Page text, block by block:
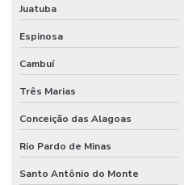
Juatuba
Espinosa
Cambuí
Três Marias
Conceição das Alagoas
Rio Pardo de Minas
Santo Antônio do Monte